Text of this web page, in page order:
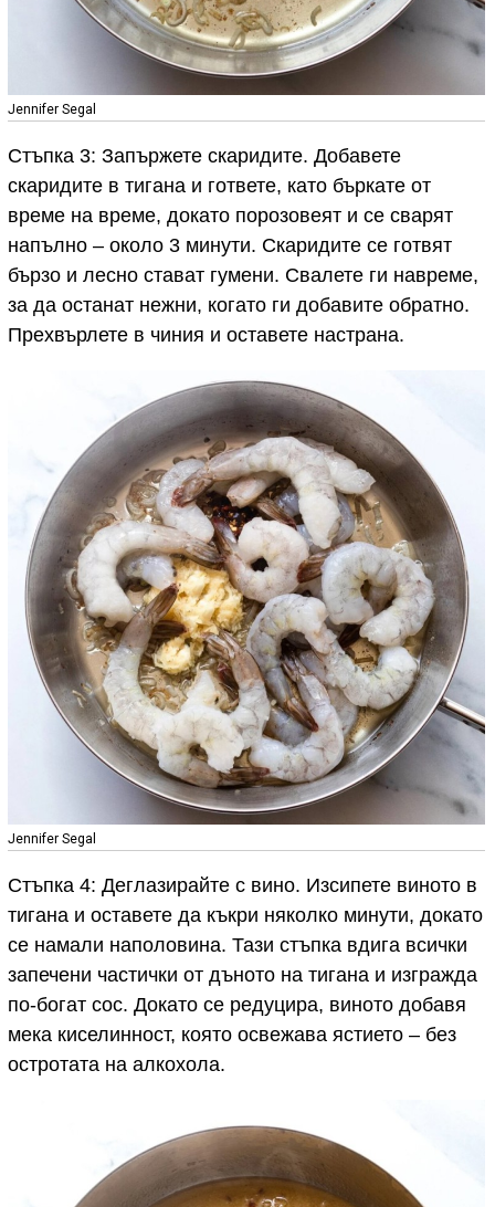
Jennifer Segal
Стъпка 3: Запържете скаридите. Добавете
скаридите в тигана и гответе, като бъркате от
време на време, докато порозовеят и се сварят
напълно – около 3 минути. Скаридите се готвят
бързо и лесно стават гумени. Свалете ги навреме,
за да останат нежни, когато ги добавите обратно.
Прехвърлете в чиния и оставете настрана.
Jennifer Segal
Стъпка 4: Деглазирайте с вино. Изсипете виното в
тигана и оставете да къкри няколко минути, докато
се намали наполовина. Тази стъпка вдига всички
запечени частички от дъното на тигана и изгражда
по-богат сос. Докато се редуцира, виното добавя
мека киселинност, която освежава ястието – без
остротата на алкохола.